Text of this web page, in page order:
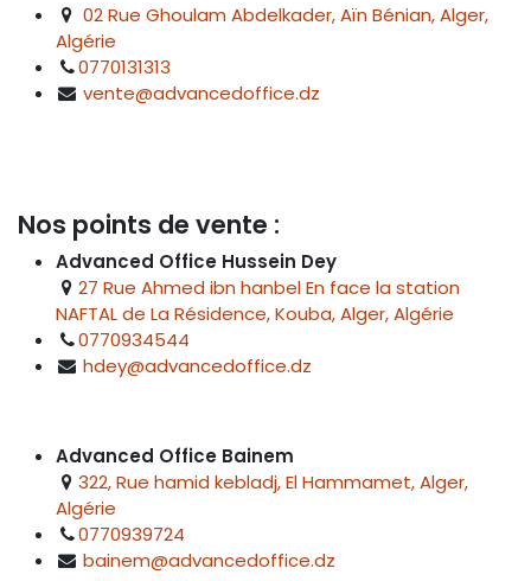
02 Rue Ghoulam Abdelkader, Aïn Bénian, Alger,
Algérie
0770131313
vente@advancedoffice.dz
Nos points de vente :
Advanced Office Hussein Dey
27 Rue Ahmed ibn hanbel En face la station
NAFTAL de La Résidence, Kouba, Alger, Algérie
0770934544
hdey@advancedoffice.dz
Advanced Office Bainem
322, Rue hamid kebladj, El Hammamet, Alger,
Algérie
0770939724
bainem@advancedoffice.dz